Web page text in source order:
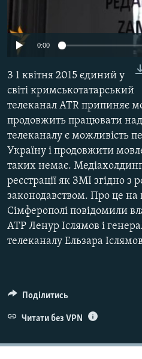
СВІДЧЕННЯ ОКУПАЦІЇ
ІНФОГРАФІКА
Qırımtatar
ДОЛУЧАЙСЯ!
Усі сайти RFE/RL
0:00
З 1 квітня 2015 єдиний у
світі кримськотатарський
телеканал АТR припиняє
продовжить працювати
телеканалу є можливість
Україну і продовжити
таких немає.
реєстрації як ЗМІ згідно з
законодавством. Про це на
Сімферополі повідомили
АТР Ленур Іслямов і
телеканалу Ельзара
Поділитись
Читати без VPN